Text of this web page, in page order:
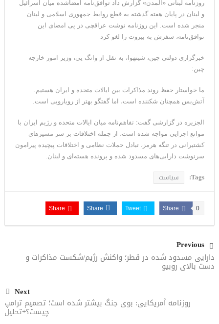
روزنامه لبنانی «المدن» گزارش داد توافق‌نامه امضاشده میان اسرائیل
و لبنان در پایان هفته گذشته به قطع روابط جمهوری اسلامی و لبنان
منجر شده است. این روزنامه نوشت عراقچی در پی امضای این
توافق‌نامه، سفرش به بیروت را لغو کرد
خبرگزاری دولتی چین، شینهوا، به نقل از وانگ یی، وزیر امور خارجه
چین:
ما خواستار حفظ روند مذاکرات بین ایالات متحده و ایران هستیم.
آتش‌بس همچنان شکننده است، اما گفتگو بهتر از رویارویی است.
الجزیره در گزارشی گفت: تفاهم‌نامه میان ایالات متحده و رژیم ایران با
موانع اجرایی مواجه شده است، از جمله اختلافات بر سر مسیرهای
کشتیرانی در تنگه هرمز، تبادل حملات نظامی و اختلافات پیچیده پیرامون
سرنوشت دارایی‌های مسدود شده و پرونده هسته‌ای و لبنان.
Tags: سیاست
Share 0
Tweet
Share
Share
Previous
دارایی مسدود شده در قطر؛ واکنش رژیم/شکست مذاکرات و
دست بالای روبیو
Next
روزنامه آمریکایی: بوی جنگ بیشتر شده است؛ تصمیم ترامپ
چیست؟+تحلیل